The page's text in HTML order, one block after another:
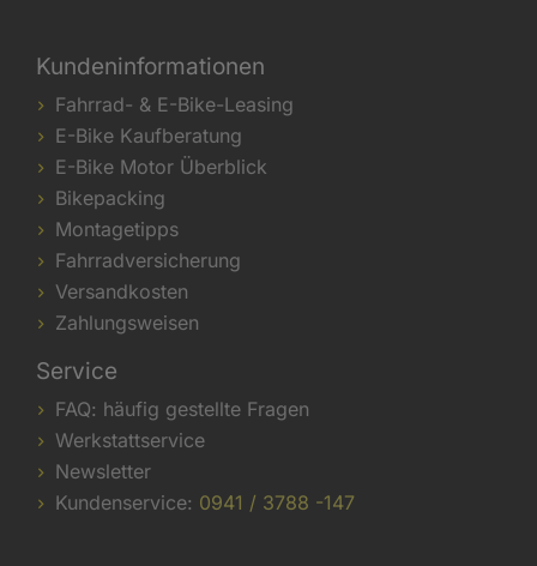
Kundeninformationen
Fahrrad- & E-Bike-Leasing
E-Bike Kaufberatung
E-Bike Motor Überblick
Bikepacking
Montagetipps
Fahrradversicherung
Versandkosten
Zahlungsweisen
Service
FAQ: häufig gestellte Fragen
Werkstattservice
Newsletter
Kundenservice: 0941 / 3788 -147